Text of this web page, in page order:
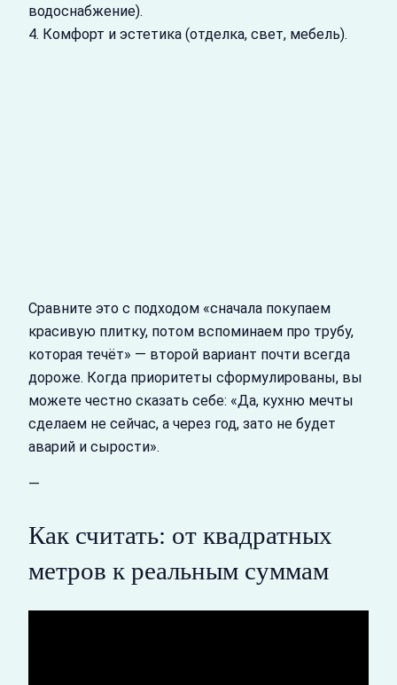
водоснабжение).
4. Комфорт и эстетика (отделка, свет, мебель).
Сравните это с подходом «сначала покупаем
красивую плитку, потом вспоминаем про трубу,
которая течёт» — второй вариант почти всегда
дороже. Когда приоритеты сформулированы, вы
можете честно сказать себе: «Да, кухню мечты
сделаем не сейчас, а через год, зато не будет
аварий и сырости».
—
Как считать: от квадратных
метров к реальным суммам